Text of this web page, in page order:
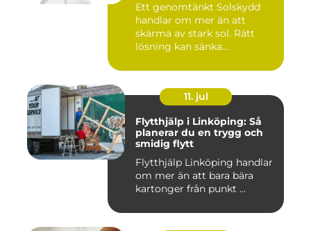
Ett genomtänkt Solskydd
handlar om mer än att
skärma av stark sol. Rätt
lösning kan sänka
11. jul
Flytthjälp i Linköping: Så
planerar du en trygg och
smidig flytt
Flytthjälp Linköping handlar
om mer än att bara bära
kartonger från punkt ...